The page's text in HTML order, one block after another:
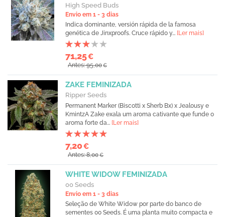
High Speed Buds
Envio em 1 - 3 dias
Indica dominante, versión rápida de la famosa
genética de Jinxproofs. Cruce rápido y... [Ler mais]
71,25€
Antes: 95,00€
ZAKE FEMINIZADA
Ripper Seeds
Permanent Marker (Biscotti x Sherb Bx) x Jealousy e
KmintzA Zake exala um aroma cativante que funde o
aroma forte da... [Ler mais]
7,20€
Antes: 8,00€
WHITE WIDOW FEMINIZADA
00 Seeds
Envio em 1 - 3 dias
Seleção de White Widow por parte do banco de
sementes 00 Seeds. É uma planta muito compacta e